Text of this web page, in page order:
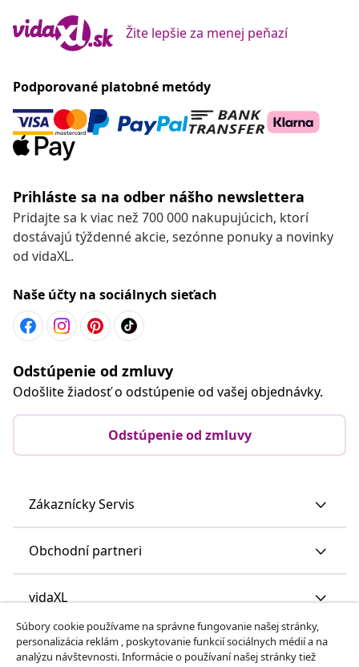
Žite lepšie za menej peňazí
Podporované platobné metódy
Prihláste sa na odber nášho newslettera
Pridajte sa k viac než 700 000 nakupujúcich, ktorí
dostávajú týždenné akcie, sezónne ponuky a novinky
od vidaXL.
Naše účty na sociálnych sieťach
Odstúpenie od zmluvy
Odošlite žiadosť o odstúpenie od vašej objednávky.
Odstúpenie od zmluvy
Zákaznícky Servis
Obchodní partneri
vidaXL
Nájdite viac
Súbory cookie používame na správne fungovanie našej stránky,
personalizácia reklám , poskytovanie funkcií sociálnych médií a na
analýzu návštevnosti. Informácie o používaní našej stránky tiež